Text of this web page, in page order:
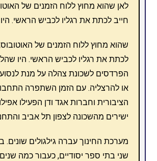
לאן שהוא מחוץ ללוח הזמנים של
חייב לכתת את רגליו לכביש הראשי.
שהוא מחוץ ללוח הזמנים של
לכתת את רגליו לכביש הראשי. היו
הפרדסים לשכונת צהלה על מנת
או להרצליה. עם הזמן השתפרה
הציבורית וחברות אגד ודן הפעילו
ישירים מהשכונה לצפון תל אביב
מערכת החינוך עברה גילגולים שונים.
שני בתי ספר יסודיים, כעבור כמה